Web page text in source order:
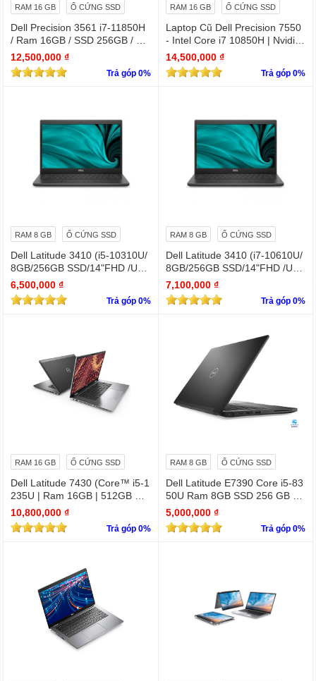
RAM 16 GB Ổ CỨNG SSD
Dell Precision 3561 i7-11850H
/ Ram 16GB / SSD 256GB / Mà
n 15.6″ IPS Full HD 1920×1080
IPS / VGA NVIDIA Quadro T60
0
12,500,000 ₫
Trả góp 0%
RAM 16 GB Ổ CỨNG SSD
Laptop Cũ Dell Precision 7550
- Intel Core i7 10850H | Nvidia
Quadro T1000
14,500,000 ₫
Trả góp 0%
RAM 8 GB Ổ CỨNG SSD
Dell Latitude 3410 (i5-10310U/
8GB/256GB SSD/14"FHD /UH
D Graphics/Win11Pro)
6,500,000 ₫
Trả góp 0%
RAM 8 GB Ổ CỨNG SSD
Dell Latitude 3410 (i7-10610U/
8GB/256GB SSD/14"FHD /UH
D Graphics/Win11Pro)
7,100,000 ₫
Trả góp 0%
RAM 16 GB Ổ CỨNG SSD
Dell Latitude 7430 (Core™ i5-1
235U | Ram 16GB | 512GB SS
D | 14.0inch FHD)
10,800,000 ₫
Trả góp 0%
RAM 8 GB Ổ CỨNG SSD
Dell Latitude E7390 Core i5-83
50U Ram 8GB SSD 256 GB 1
3.3 " Full HD (1920 x 1080)
5,000,000 ₫
Trả góp 0%